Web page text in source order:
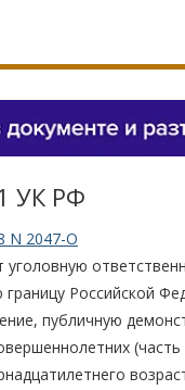
УК РФ
N 2047-О
Российской
публичную